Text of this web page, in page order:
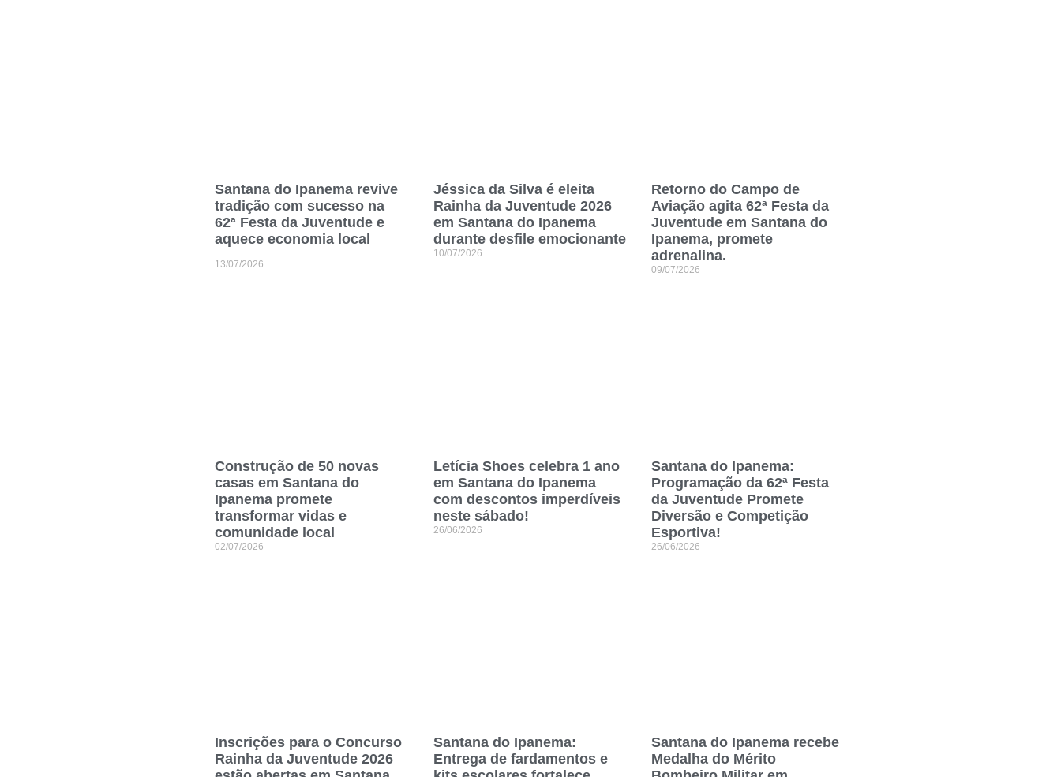
Santana do Ipanema revive
tradição com sucesso na
62ª Festa da Juventude e
aquece economia local
13/07/2026
Jéssica da Silva é eleita
Rainha da Juventude 2026
em Santana do Ipanema
durante desfile emocionante
10/07/2026
Retorno do Campo de
Aviação agita 62ª Festa da
Juventude em Santana do
Ipanema, promete
adrenalina.
09/07/2026
Construção de 50 novas
casas em Santana do
Ipanema promete
transformar vidas e
comunidade local
02/07/2026
Letícia Shoes celebra 1 ano
em Santana do Ipanema
com descontos imperdíveis
neste sábado!
26/06/2026
Santana do Ipanema:
Programação da 62ª Festa
da Juventude Promete
Diversão e Competição
Esportiva!
26/06/2026
Inscrições para o Concurso
Rainha da Juventude 2026
Santana do Ipanema:
Entrega de fardamentos e
Santana do Ipanema recebe
Medalha do Mérito